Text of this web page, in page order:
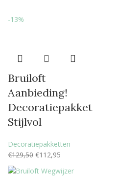
-13%
Bruiloft
Aanbieding!
Decoratiepakket
Stijlvol
Decoratiepakketten
€129,50 €112,95